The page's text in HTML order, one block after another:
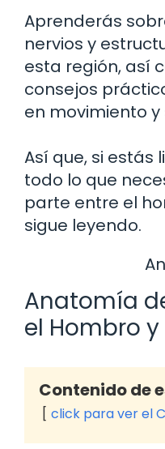
Aprenderás
nervios y
esta región, así
consejos
en movimiento y
Así que, si estás
todo lo que
parte entre el
sigue leyendo.
Anatomía
el Hombro
Contenido de
click para ver el